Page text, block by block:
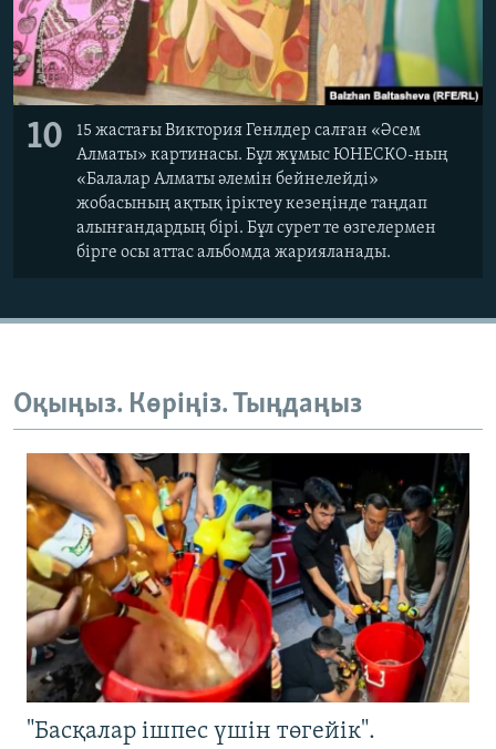
10
15 жастағы Виктория Генлдер салған «Әсем
Алматы» картинасы. Бұл жұмыс ЮНЕСКО-ның
«Балалар Алматы әлемін бейнелейді»
жобасының ақтық іріктеу кезеңінде таңдап
алынғандардың бірі. Бұл сурет те өзгелермен
бірге осы аттас альбомда жарияланады.
Оқыңыз. Көріңіз. Тыңдаңыз
"Басқалар ішпес үшін төгейік".